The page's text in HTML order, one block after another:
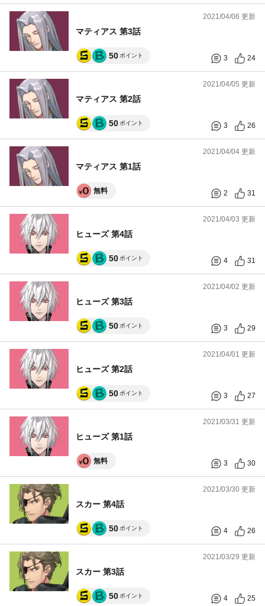
2021/04/06 更新
マティアス 第3話
50 ポイント 3 24
2021/04/05 更新
マティアス 第2話
50 ポイント 3 26
2021/04/04 更新
マティアス 第1話
無料 2 31
2021/04/03 更新
ヒューズ 第4話
50 ポイント 4 31
2021/04/02 更新
ヒューズ 第3話
50 ポイント 3 29
2021/04/01 更新
ヒューズ 第2話
50 ポイント 3 27
2021/03/31 更新
ヒューズ 第1話
無料 3 30
2021/03/30 更新
スカー 第4話
50 ポイント 4 26
2021/03/29 更新
スカー 第3話
50 ポイント 4 25